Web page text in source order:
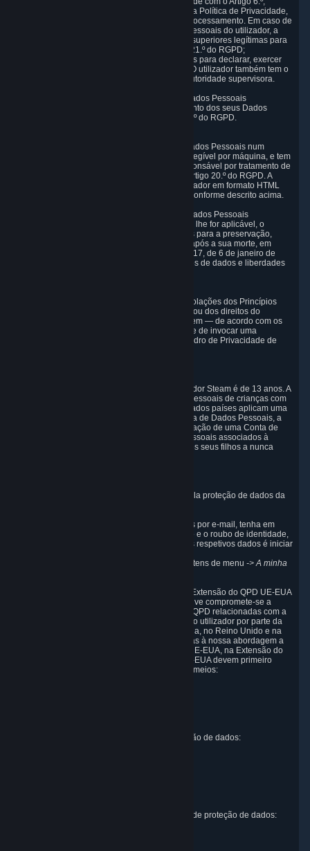
número 1, alínea f) do RGPD / secção 2.c) desta Política de Privacidade,
o utilizador tem o direito de não permitir este processamento. Em caso de
objeção, deixaremos de processar os Dados Pessoais do utilizador, a
não ser que existam razões preponderantes e superiores legítimas para
o processamento, conforme descrito no Artigo 21.º do RGPD;
nomeadamente, se os dados forem necessários para declarar, exercer
ou defender um direito num processo judicial. O utilizador também tem o
direito de apresentar uma reclamação numa autoridade supervisora.
6.5 Direito a restringir o tratamento dos seus Dados Pessoais
O utilizador tem o direito de restringir o tratamento dos seus Dados
Pessoais nas condições definidas no artigo 18.º do RGPD.
O utilizador tem o direito de receber os seus Dados Pessoais num
formato estruturado, utilizado habitualmente e legível por máquina, e tem
o direito de transmitir esses dados a outro responsável por tratamento de
dados, ao abrigo das condições definidas no artigo 20.º do RGPD. A
Valve disponibiliza os Dados Pessoais do utilizador em formato HTML
estruturado através do Painel de privacidade, conforme descrito acima.
6.7 Direito ao controlo post-mortem dos seus Dados Pessoais
Se a legislação francesa de proteção de dados lhe for aplicável, o
utilizador tem o direito de estabelecer diretrizes para a preservação,
eliminação e transmissão de Dados Pessoais após a sua morte, em
conformidade com o artigo 40-1.º da Lei n.º 78-17, de 6 de janeiro de
1978, relativa à informação, tecnologia, ficheiros de dados e liberdades
Se a Valve não resolver quaisquer alegadas violações dos Princípios
através de qualquer outro mecanismo do QPD ou dos direitos do
utilizador ao abrigo desta secção, o utilizador tem — de acordo com os
requisitos do Anexo I do QPD — a possibilidade de invocar uma
arbitragem vinculativa perante o Painel do Quadro de Privacidade de
A idade mínima para criar uma Conta de utilizador Steam é de 13 anos. A
Valve não recolherá intencionalmente Dados Pessoais de crianças com
idades inferiores. Na medida em que determinados países aplicam uma
idade de consentimento superior para a recolha de Dados Pessoais, a
Valve requer consentimento parental para a criação de uma Conta de
utilizador Steam e para a recolha de Dados Pessoais associados à
mesma. A Valve incentiva os pais a educarem os seus filhos a nunca
Pode entrar em contacto com o responsável pela proteção de dados da
Embora analisemos todos os pedidos enviados por e-mail, tenha em
atenção que para combater a fraude, o assédio e o roubo de identidade,
a única forma de aceder, retificar ou eliminar os respetivos dados é iniciar
e selecionar os itens de menu-> A minha
Em conformidade com o QPD UE-EUA, com a Extensão do QPD UE-EUA
ao Reino Unido e com o QPD Suíça-EUA, a Valve compromete-se a
resolver queixas a propósito dos Princípios do QPD relacionadas com a
recolha e utilização de informações pessoais do utilizador por parte da
Valve. As pessoas singulares na União Europeia, no Reino Unido e na
Suíça que tenham questões ou queixas relativas à nossa abordagem a
dados pessoais recebidos com base no QPD UE-EUA, na Extensão do
QPD UE-EUA ao Reino Unido e no QPD Suíça-EUA devem primeiro
contactar a Valve através de um dos seguintes meios:
Representante da UE para questões de proteção de dados:
Representante do Reino Unido para questões de proteção de dados: